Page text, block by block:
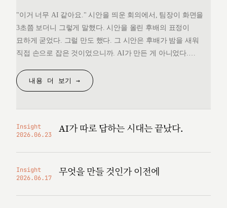
"이거 너무 AI 같아요." 시안을 띄운 회의에서, 팀장이 화면을
3초쯤 보더니 그렇게 말했다. 시안을 올린 후배의 표정이
묘하게 굳었다. 그럴 만도 했다. 그 시안은 후배가 밤을 새워
직접 손으로 잡은 것이었으니까. AI가 만든 게 아니었다.
것을 변호할 언어를 끝내 찾지 못했다. 돌아오는 길에
생각했다. 대체 "AI 같다"는…
내용 더 보기 →
Insight
2026.06.23
AI가 따로 답하는 시대는 끝났다.
Insight
2026.06.17
무엇을 만들 것인가 이전에